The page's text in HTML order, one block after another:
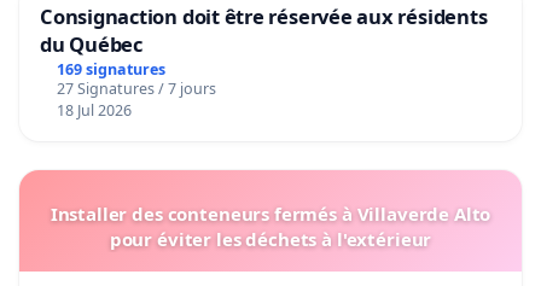
Consignaction doit être réservée aux résidents
du Québec
169 signatures
27 Signatures / 7 jours
18 Jul 2026
Installer des conteneurs fermés à Villaverde Alto
pour éviter les déchets à l'extérieur